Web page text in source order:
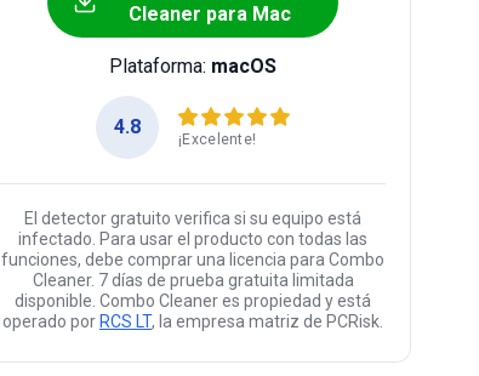
Cleaner para Mac
Plataforma: macOS
4.8
¡Excelente!
El detector gratuito verifica si su equipo está
infectado. Para usar el producto con todas las
funciones, debe comprar una licencia para Combo
Cleaner. 7 días de prueba gratuita limitada
disponible. Combo Cleaner es propiedad y está
operado por RCS LT, la empresa matriz de PCRisk.